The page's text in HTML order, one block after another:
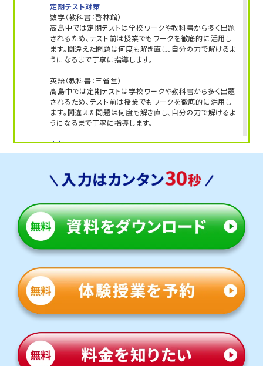
定期テスト対策
数学（教科書：啓林館）
高島中では定期テストは学校ワークや教科書から多く出題
されるため、テスト前は授業でもワークを徹底的に活用し
ます。間違えた問題は何度も解き直し、自分の力で解けるよ
うになるまで丁寧に指導します。
英語（教科書：三省堂）
高島中では定期テストは学校ワークや教科書から多く出題
されるため、テスト前は授業でもワークを徹底的に活用し
ます。間違えた問題は何度も解き直し、自分の力で解けるよ
うになるまで丁寧に指導します。
人気のコース
・定期テスト・内申点対策コース
・私立高校入試対策コース
トライは学校から自転車10分・徒歩20分の立地にあり、自
転車で通塾する生徒も多くいます。気軽に通える距離なの
で、部活動との両立にも安心です。
定期テスト対策
数学（教科書：啓林館）
竜操中では定期テストは学校ワークや教科書から多く出題
されるため、テスト前は授業でもワークを徹底的に活用し
ます。間違えた問題は何度も解き直し、自分の力で解けるよ
英語（教科書：三省堂）
竜操中では定期テストは学校ワークや教科書から多く出題
されるため、テスト前は授業でもワークを徹底的に活用し
ます。間違えた問題は何度も解き直し、自分の力で解けるよ